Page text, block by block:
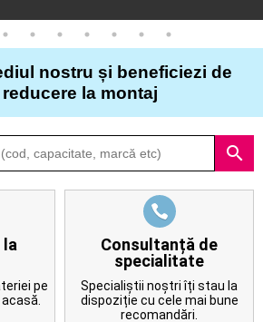
nostru și beneficiezi de
reducere la montaj
search
pe
Consultanță de
specialitate
Specialiștii noștri îți stau la
dispoziție cu cele mai bune
recomandări.